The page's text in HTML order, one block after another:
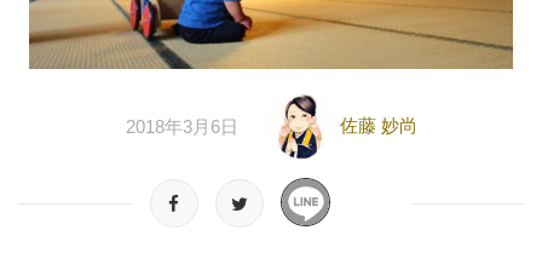
2018年3月6日 佐藤 妙尚